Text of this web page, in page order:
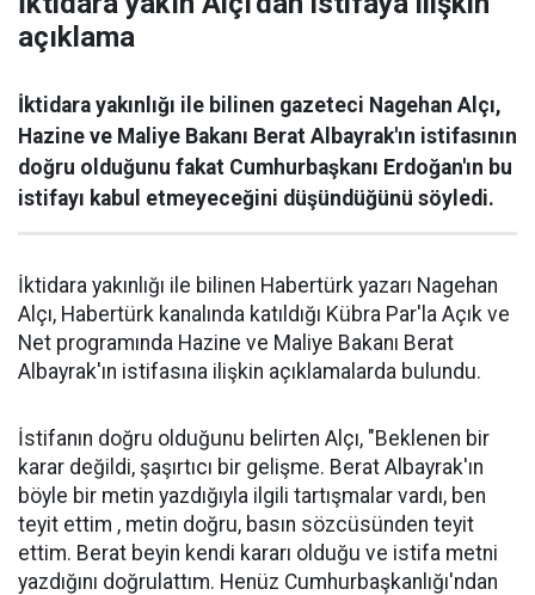
açıklama
İktidara yakınlığı ile bilinen gazeteci Nagehan Alçı,
Hazine ve Maliye Bakanı Berat Albayrak'ın istifasının
doğru olduğunu fakat Cumhurbaşkanı Erdoğan'ın bu
istifayı kabul etmeyeceğini düşündüğünü söyledi.
İktidara yakınlığı ile bilinen Habertürk yazarı Nagehan
Alçı, Habertürk kanalında katıldığı Kübra Par'la Açık ve
Net programında Hazine ve Maliye Bakanı Berat
Albayrak'ın istifasına ilişkin açıklamalarda bulundu.
İstifanın doğru olduğunu belirten Alçı, "Beklenen bir
karar değildi, şaşırtıcı bir gelişme. Berat Albayrak'ın
böyle bir metin yazdığıyla ilgili tartışmalar vardı, ben
teyit ettim , metin doğru, basın sözcüsünden teyit
ettim. Berat beyin kendi kararı olduğu ve istifa metni
yazdığını doğrulattım. Henüz Cumhurbaşkanlığı'ndan